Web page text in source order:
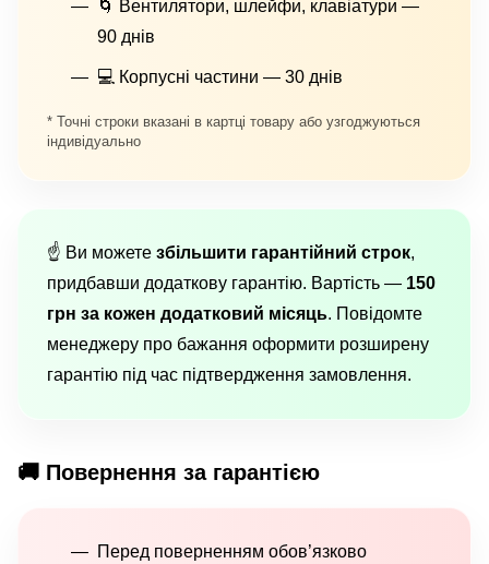
🌀 Вентилятори, шлейфи, клавіатури —
90 днів
💻 Корпусні частини — 30 днів
* Точні строки вказані в картці товару або узгоджуються
індивідуально
☝️ Ви можете збільшити гарантійний строк,
придбавши додаткову гарантію. Вартість — 150
грн за кожен додатковий місяць. Повідомте
менеджеру про бажання оформити розширену
гарантію під час підтвердження замовлення.
🚚 Повернення за гарантією
Перед поверненням обов’язково